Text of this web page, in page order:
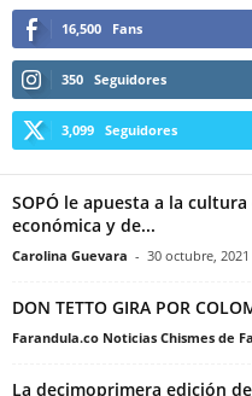
16,500 Fans
350 Seguidores
3,099 Seguidores
SOPÓ le apuesta a la
económica y de...
Carolina Guevara - 30 octubre, 2021
DON TETTO GIRA POR
Farandula.co Noticias Chismes de
La decimoprimera edición